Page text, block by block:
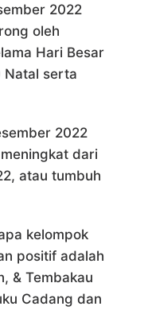
2022
oleh
Hari Besar
Natal serta
2022
dari
atau tumbuh
kelompok
positif adalah
& Tembakau
Cadang dan